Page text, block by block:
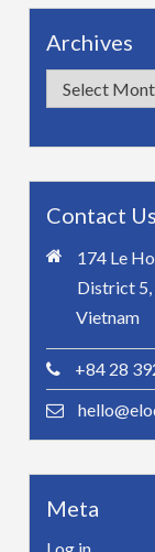
Archives
Archives
Contact
174 Le
District
Vietnam
+84 28
Meta
Log in